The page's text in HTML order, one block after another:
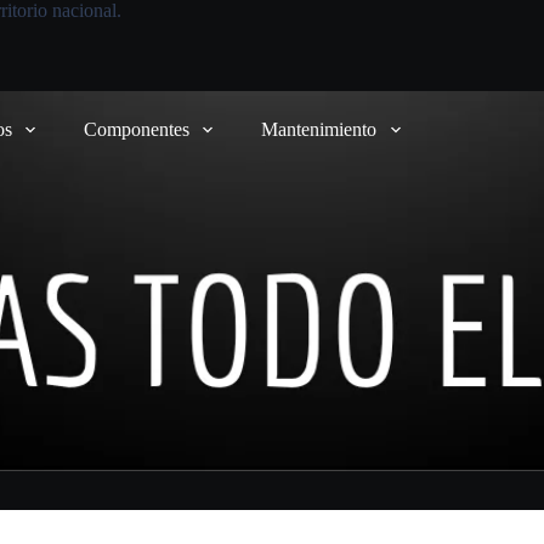
nacional.
Componentes Mantenimiento